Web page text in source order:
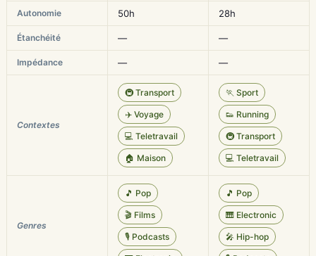
Autonomie 50h 28h
Étanchéité — —
Impédance — —
Contextes
🚇 Transport
✈️ Voyage
💻 Teletravail
🏠 Maison
🏃 Sport
👟 Running
🚇 Transport
💻 Teletravail
Genres
🎵 Pop
🎬 Films
🎙️ Podcasts
🎵 Pop
🎹 Electronic
🎤 Hip-hop